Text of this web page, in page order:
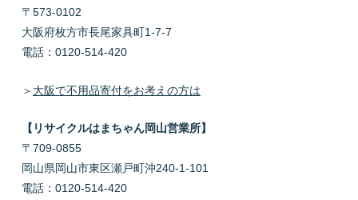
〒573-0102
大阪府枚方市長尾家具町1-7-7
電話：0120-514-420
＞ 大阪で不用品寄付をお考えの方は
【リサイクルはまちゃん岡山営業所】
〒709-0855
岡山県岡山市東区瀬戸町沖240-1-101
電話：0120-514-420